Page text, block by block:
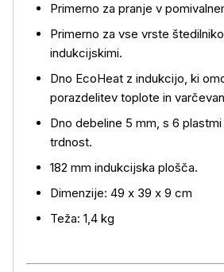
Več o izdelku
Primerno za pranje v
Primerno za vse vrste
indukcijskimi.
Dno EcoHeat z indukcijo, ki
porazdelitev toplote in
Dno debeline 5 mm, s 6
trdnost.
182 mm indukcijska plošča.
Dimenzije: 49 x 39 x 9 cm
Teža: 1,4 kg